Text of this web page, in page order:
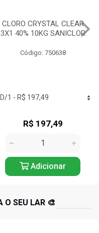
SODA CÁUSTICA 300G
SATURNO
Código: 749815
R$ 14,60
Adicionar
O SEU LAR 🎨